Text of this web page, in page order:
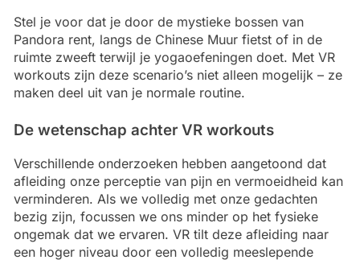
Stel je voor dat je door de mystieke bossen van
Pandora rent, langs de Chinese Muur fietst of in de
ruimte zweeft terwijl je yogaoefeningen doet. Met VR
workouts zijn deze scenario’s niet alleen mogelijk – ze
maken deel uit van je normale routine.
De wetenschap achter VR workouts
Verschillende onderzoeken hebben aangetoond dat
afleiding onze perceptie van pijn en vermoeidheid kan
verminderen. Als we volledig met onze gedachten
bezig zijn, focussen we ons minder op het fysieke
ongemak dat we ervaren. VR tilt deze afleiding naar
een hoger niveau door een volledig meeslepende